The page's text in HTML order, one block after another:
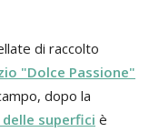
di raccolto
"Dolce Passione"
dopo la
superfici è